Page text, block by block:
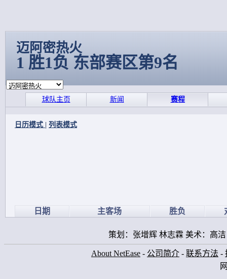
迈阿密热火
1 胜1负 东部赛区第9名
球队主页 新闻 赛程
日历模式 列表模式
日期 主客场 胜负
策划：张增辉 林志霖 美术：高
About NetEase - 公司简介 - 联系方法 -